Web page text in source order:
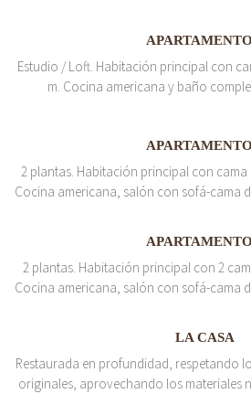
Estudio / Loft. Habitación principal con
m. Cocina americana y baño
2 plantas. Habitación principal con cama
Cocina americana, salón con sofá-cama
2 plantas. Habitación principal con 2
Cocina americana, salón con sofá-cama
LA CASA
Restaurada en profundidad, respetando
originales, aprovechando los materiales